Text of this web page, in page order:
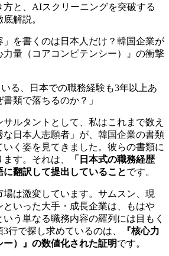
方と、AIスクリーニングを突破する
解説。
いる、日本での職務経験も3年以上あ
類で落ちるのか？」
サルタントとして、私はこれまで数え
な日本人志願者」が、韓国企業の書類
く姿を見てきました。彼らの書類に
す。それは、
「日本式の職務経歴
翻訳して提出していることです。
場は激変しています。サムスン、現
いった大手・成長企業は、もはや
いう単なる職務内容の羅列には目もく
行で探し求めているのは、
『核心力
）』の数値化された証明です。